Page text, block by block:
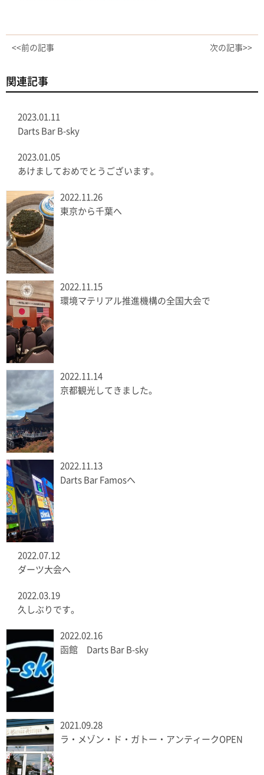
<<前の記事 次の記事>>
関連記事
2023.01.11
Darts Bar B-sky
2023.01.05
あけましておめでとうございます。
2022.11.26
東京から千葉へ
2022.11.15
環境マテリアル推進機構の全国大会で
2022.11.14
京都観光してきました。
2022.11.13
Darts Bar Famosへ
2022.07.12
ダーツ大会へ
2022.03.19
久しぶりです。
2022.02.16
函館 Darts Bar B-sky
2021.09.28
ラ・メゾン・ド・ガトー・アンティークOPEN